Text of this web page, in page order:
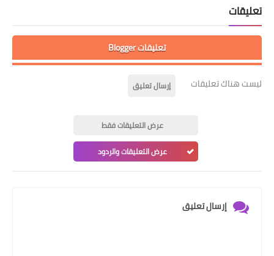
تعليقات
تعليقات Blogger
ليست هناك تعليقات إرسال تعليق
عرض التعليقات فقط
عرض التعليقات والردود
إرسال تعليق